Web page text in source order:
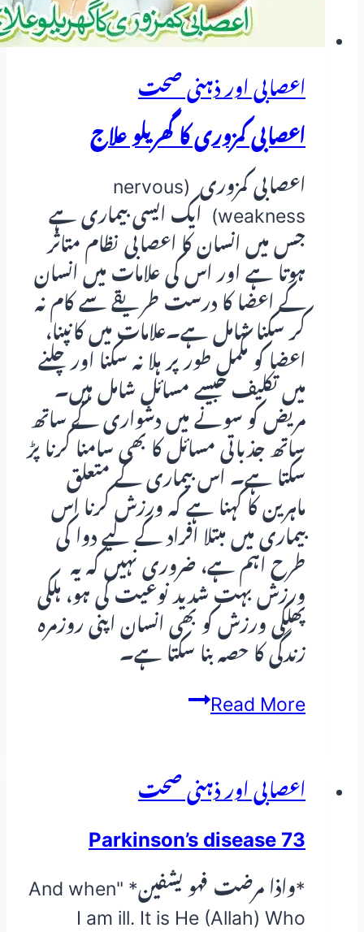
اعصابی اور ذہنی صحت
اعصابی کمزوری کا گھریلو علاج
اعصابی کمزوری (nervous
weakness) ایک ایسی بیماری ہے
جس میں انسان کا اعصابی نظام متاثر
ہوتا ہے اور اس کی علامات میں انسان
کے اعضا کا درست طریقے سے کام نہ
کر سکنا شامل ہے۔علامات میں کانپنا،
اعضا کو مکمل طور پر ہلا نہ سکنا اور چلنے
میں تکلیف جیسے مسائل شامل ہیں۔
مریض کو سونے میں دشواری کے ساتھ
ساتھ جذباتی مسائل کا بھی سامنا کرنا پڑ
سکتا ہے۔ اس بیماری کے متعلق
ماہرین کا کہنا ہے کہ ورزش کرنا اس
بیماری میں مبتلا افراد کے لیے دوا کی
طرح اہم ہے، ضروری نہیں کہ یہ
ورزش بہت شدید نوعیت کی ہو، ہلکی
پھلکی ورزش کو بھی انسان اپنی روزمرہ
زندگی کا حصہ بنا سکتا ہے۔
Read Moreاعصابی
گھریلو
اعصابی اور ذہنی صحت
Parkinson’s disease 73
*واذا مرضت فهو يشفين* "And when
I am ill. It is He (Allah) Who